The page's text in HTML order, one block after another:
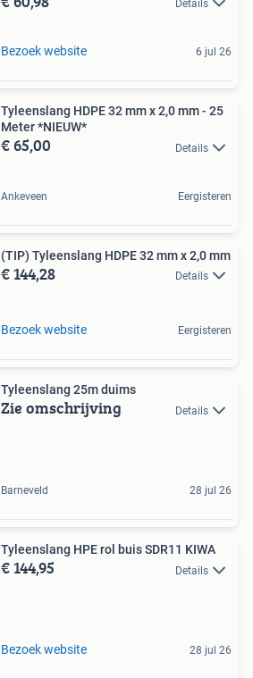
Details
Bezoek website 6 jul 26
Tyleenslang HDPE 32 mm x 2,0 mm - 25
Meter *NIEUW*
€ 65,00 Details
Ankeveen Eergisteren
(TIP) Tyleenslang HDPE 32 mm x 2,0 mm
€ 144,28 Details
Bezoek website Eergisteren
Tyleenslang 25m duims
Zie omschrijving Details
Barneveld 28 jul 26
Tyleenslang HPE rol buis SDR11 KIWA
€ 144,95 Details
Bezoek website 28 jul 26